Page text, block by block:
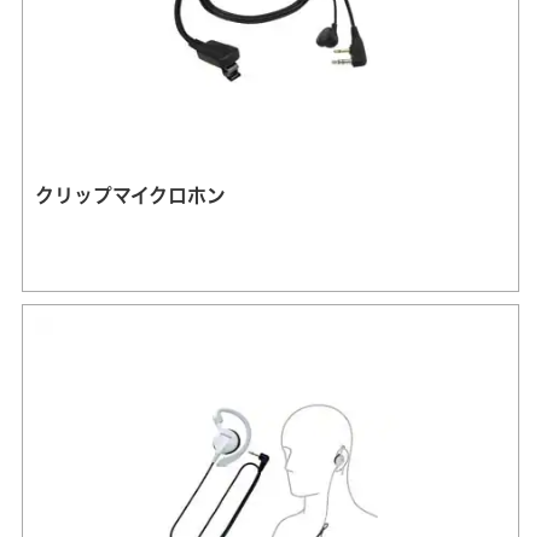
クリップマイクロホン